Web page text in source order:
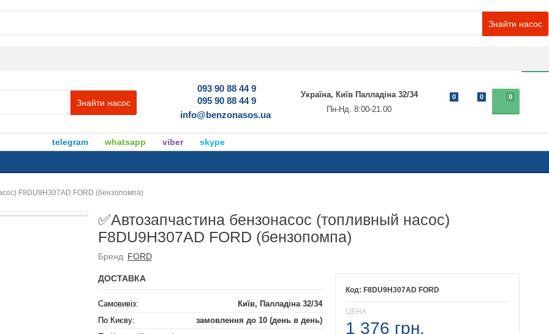
Знайти насос
Знайти насос
093 90 88 44 9
095 90 88 44 9
info@benzonasos.ua
Україна, Київ Палладіна 32/34
Пн-Нд. 8:00-21.00
0
0 0
telegram whatsapp viber
skype
F8DU9H307AD FORD (бензопомпа)
✅Автозапчастина бензонасос (топливный насос)
F8DU9H307AD FORD (бензопомпа)
Бренд FORD
F8DU9H307AD FORD
ЦЕНА
1 376 грн.
ДОСТАВКА
Самовивіз:
Київ, Палладіна 32/34
По Києву:
замовлення до 10 (день в день)